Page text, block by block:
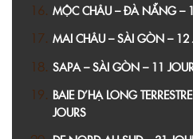
MỘC CHÂU – ĐÀ NẴNG –
MAI CHÂU – SÀI GÒN – 12
SAPA – SÀI GÒN – 11
BAIE D’HẠ LONG
JOURS